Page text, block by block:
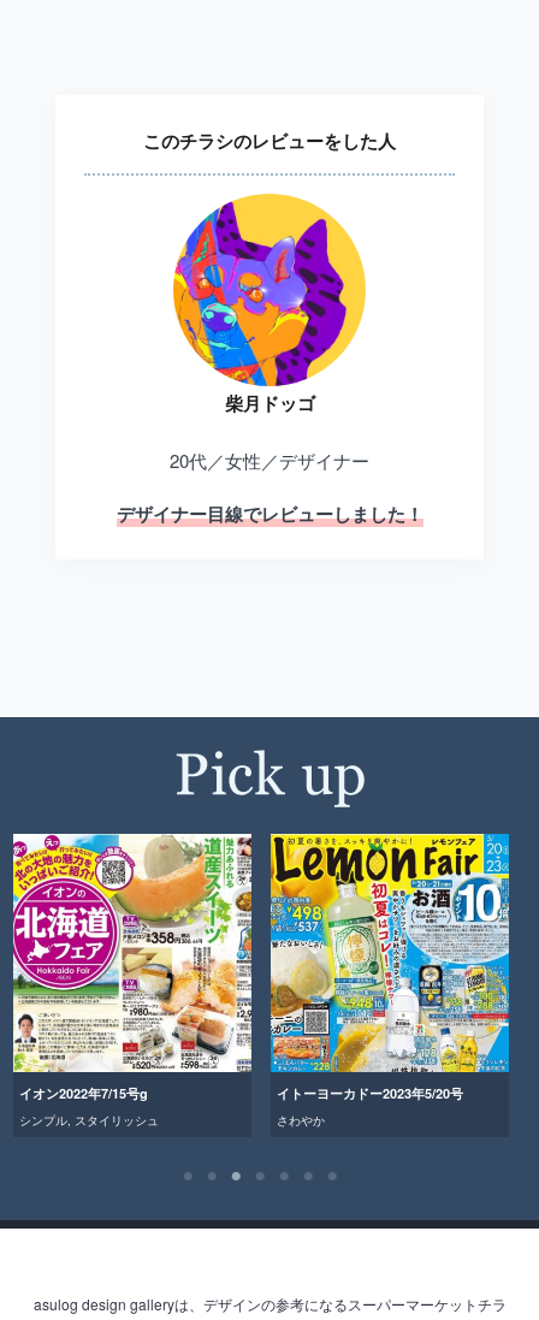
このチラシのレビューをした人
柴月ドッゴ
20代／女性／デザイナー
デザイナー目線でレビューしました！
イオン2022年7/15号g
シンプル, スタイリッシュ
イトーヨーカドー2023年5/20号
さわやか
asulog design galleryは、デザインの参考になるスーパーマーケットチラ